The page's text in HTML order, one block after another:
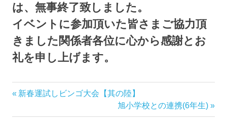
は、無事終了致しました。
イベントに参加頂いた皆さまご協力頂
きました関係者各位に心から感謝とお
礼を申し上げます。
投
稿
前
記
新春運試しビンゴ大会【其の陸】
次
の
旭小学校との連携(6年生)